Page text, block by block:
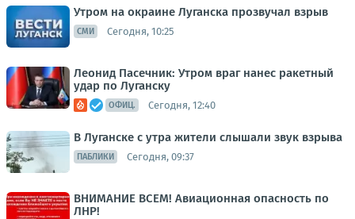
Утром на окраине Луганска прозвучал взрыв
СМИ Сегодня, 10:25
Леонид Пасечник: Утром враг нанес ракетный
удар по Луганску
ОФИЦ. Сегодня, 12:40
В Луганске с утра жители слышали звук взрыва
ПАБЛИКИ Сегодня, 09:37
ВНИМАНИЕ ВСЕМ! Авиационная опасность по
ЛНР!